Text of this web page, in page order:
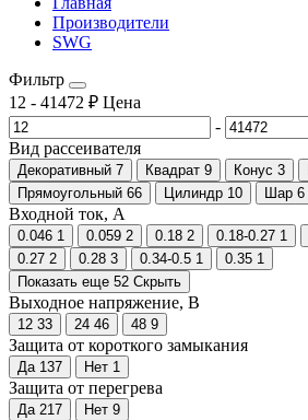
Производители
SWG
Фильтр
12 - 41472 ₽ Цена
-
Вид рассеивателя
Декоративный 7 Квадрат 9 Конус 3
Прямоугольный 66 Цилиндр 10 Шар 6
Входной ток, А
0.046 1 0.059 2 0.18 2 0.18-0.27 1
0.27 2 0.28 3 0.34-0.5 1 0.35 1
Показать еще 52 Скрыть
Выходное напряжение, В
12 33 24 46 48 9
Защита от короткого замыкания
Да 137 Нет 1
Защита от перегрева
Да 217 Нет 9